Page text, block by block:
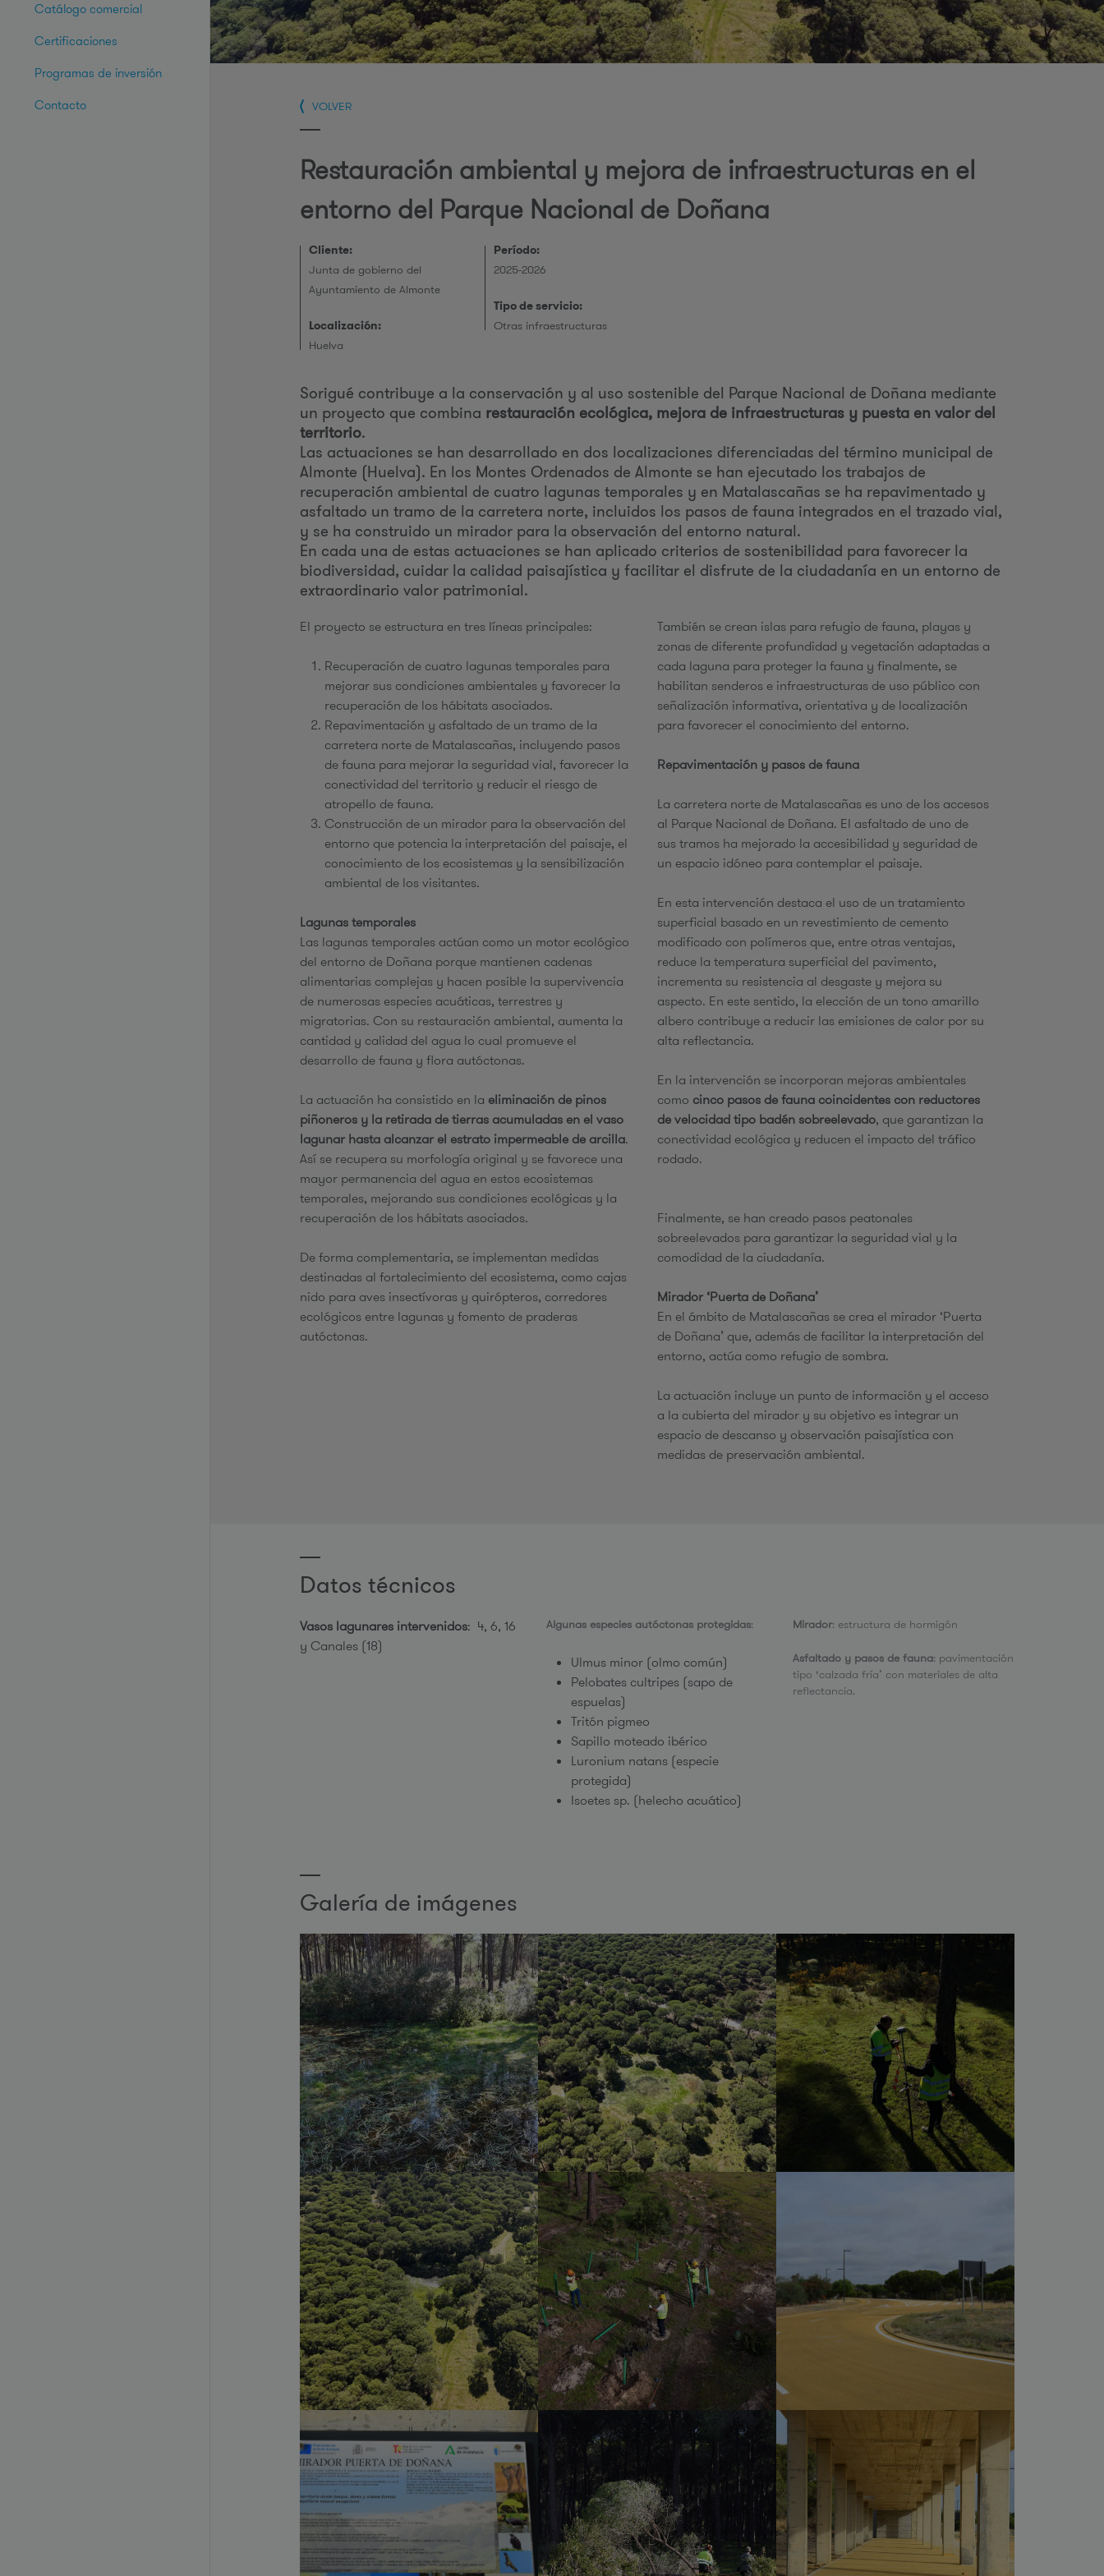
r
i
e
b
u
e
d
a
VOLVER
Restauración ambiental y mejora de infraestructuras en el
entorno del Parque Nacional de Doñana
Cliente:
Junta de gobierno del
Ayuntamiento de Almonte
Localización:
Huelva
Período:
2025-2026
Tipo de servicio:
Otras infraestructuras
Sorigué contribuye a la conservación y al uso sostenible del Parque Nacional de Doñana mediante
un proyecto que combina restauración ecológica, mejora de infraestructuras y puesta en valor del
territorio.
Las actuaciones se han desarrollado en dos localizaciones diferenciadas del término municipal de
Almonte (Huelva). En los Montes Ordenados de Almonte se han ejecutado los trabajos de
recuperación ambiental de cuatro lagunas temporales y en Matalascañas se ha repavimentado y
asfaltado un tramo de la carretera norte, incluidos los pasos de fauna integrados en el trazado vial,
y se ha construido un mirador para la observación del entorno natural.
En cada una de estas actuaciones se han aplicado criterios de sostenibilidad para favorecer la
biodiversidad, cuidar la calidad paisajística y facilitar el disfrute de la ciudadanía en un entorno de
extraordinario valor patrimonial.
El proyecto se estructura en tres líneas principales:
Recuperación de cuatro lagunas temporales para
mejorar sus condiciones ambientales y favorecer la
recuperación de los hábitats asociados.
Repavimentación y asfaltado de un tramo de la
carretera norte de Matalascañas, incluyendo pasos
de fauna para mejorar la seguridad vial, favorecer la
conectividad del territorio y reducir el riesgo de
atropello de fauna.
Construcción de un mirador para la observación del
entorno que potencia la interpretación del paisaje, el
conocimiento de los ecosistemas y la sensibilización
ambiental de los visitantes.
Lagunas temporales
Las lagunas temporales actúan como un motor ecológico
del entorno de Doñana porque mantienen cadenas
alimentarias complejas y hacen posible la supervivencia
de numerosas especies acuáticas, terrestres y
migratorias. Con su restauración ambiental, aumenta la
cantidad y calidad del agua lo cual promueve el
desarrollo de fauna y flora autóctonas.
La actuación ha consistido en la eliminación de pinos
piñoneros y la retirada de tierras acumuladas en el vaso
lagunar hasta alcanzar el estrato impermeable de arcilla.
Así se recupera su morfología original y se favorece una
mayor permanencia del agua en estos ecosistemas
temporales, mejorando sus condiciones ecológicas y la
recuperación de los hábitats asociados.
De forma complementaria, se implementan medidas
destinadas al fortalecimiento del ecosistema, como cajas
nido para aves insectívoras y quirópteros, corredores
ecológicos entre lagunas y fomento de praderas
autóctonas.
También se crean islas para refugio de fauna, playas y
zonas de diferente profundidad y vegetación adaptadas a
cada laguna para proteger la fauna y finalmente, se
habilitan senderos e infraestructuras de uso público con
señalización informativa, orientativa y de localización
para favorecer el conocimiento del entorno.
Repavimentación y pasos de fauna
La carretera norte de Matalascañas es uno de los accesos
al Parque Nacional de Doñana. El asfaltado de uno de
sus tramos ha mejorado la accesibilidad y seguridad de
un espacio idóneo para contemplar el paisaje.
En esta intervención destaca el uso de un tratamiento
superficial basado en un revestimiento de cemento
modificado con polímeros que, entre otras ventajas,
reduce la temperatura superficial del pavimento,
incrementa su resistencia al desgaste y mejora su
aspecto. En este sentido, la elección de un tono amarillo
albero contribuye a reducir las emisiones de calor por su
alta reflectancia.
En la intervención se incorporan mejoras ambientales
como cinco pasos de fauna coincidentes con reductores
de velocidad tipo badén sobreelevado, que garantizan la
conectividad ecológica y reducen el impacto del tráfico
rodado.
Finalmente, se han creado pasos peatonales
sobreelevados para garantizar la seguridad vial y la
comodidad de la ciudadanía.
Mirador ‘Puerta de Doñana’
En el ámbito de Matalascañas se crea el mirador ‘Puerta
de Doñana’ que, además de facilitar la interpretación del
entorno, actúa como refugio de sombra.
La actuación incluye un punto de información y el acceso
a la cubierta del mirador y su objetivo es integrar un
espacio de descanso y observación paisajística con
medidas de preservación ambiental.
Datos técnicos
Vasos lagunares intervenidos: 4, 6, 16
y Canales (18)
Algunas especies autóctonas protegidas:
Ulmus minor (olmo común)
Pelobates cultripes (sapo de
espuelas)
Tritón pigmeo
Sapillo moteado ibérico
Luronium natans (especie
protegida)
Isoetes sp. (helecho acuático)
Mirador: estructura de hormigón
Asfaltado y pasos de fauna: pavimentación
tipo ‘calzada fría’ con materiales de alta
reflectancia.
Galería de imágenes
Catálogo comercial
Certificaciones
Programas de inversión
Contacto